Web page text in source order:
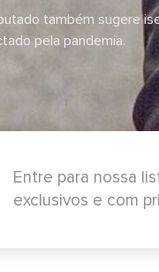
também sugere
pela pandemia.
Entre para nossa
exclusivos e com